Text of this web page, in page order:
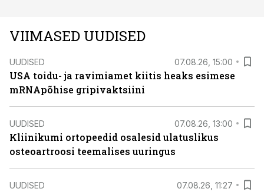
VIIMASED UUDISED
UUDISED 07.08.26, 15:00
USA toidu- ja ravimiamet kiitis heaks esimese
mRNApõhise gripivaktsiini
UUDISED 07.08.26, 13:00
Kliinikumi ortopeedid osalesid ulatuslikus
osteoartroosi teemalises uuringus
UUDISED 07.08.26, 11:27